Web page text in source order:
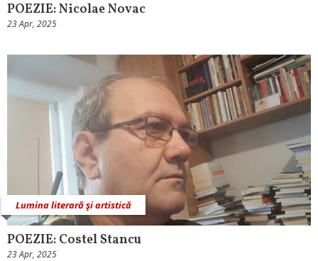
POEZIE: Nicolae Novac
23 Apr, 2025
Lumina literară şi artistică
POEZIE: Costel Stancu
23 Apr, 2025